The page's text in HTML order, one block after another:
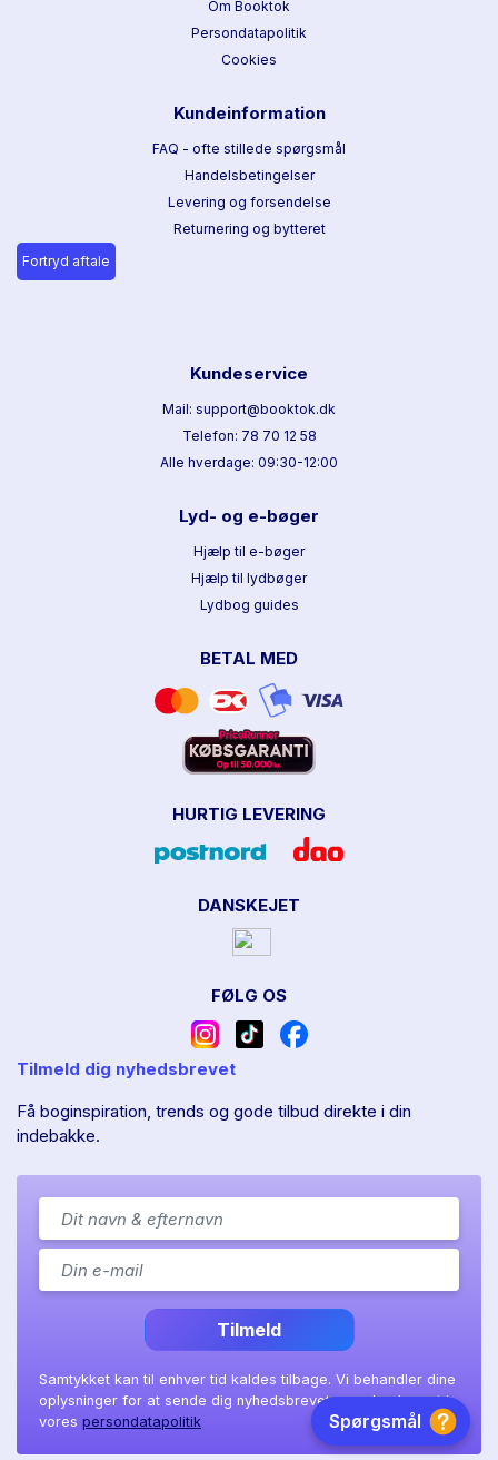
Om Booktok
Persondatapolitik
Cookies
Kundeinformation
FAQ - ofte stillede spørgsmål
Handelsbetingelser
Levering og forsendelse
Returnering og bytteret
Fortryd aftale
Kundeservice
Mail: support@booktok.dk
Telefon: 78 70 12 58
Alle hverdage: 09:30-12:00
Lyd- og e-bøger
Hjælp til e-bøger
Hjælp til lydbøger
Lydbog guides
BETAL MED
HURTIG LEVERING
DANSKEJET
FØLG OS
Tilmeld dig nyhedsbrevet
Få boginspiration, trends og gode tilbud direkte i din
indebakke.
Tilmeld
Samtykket kan til enhver tid kaldes tilbage. Vi behandler dine
oplysninger for at sende dig nyhedsbrevet, som beskrevet i
vores persondatapolitik